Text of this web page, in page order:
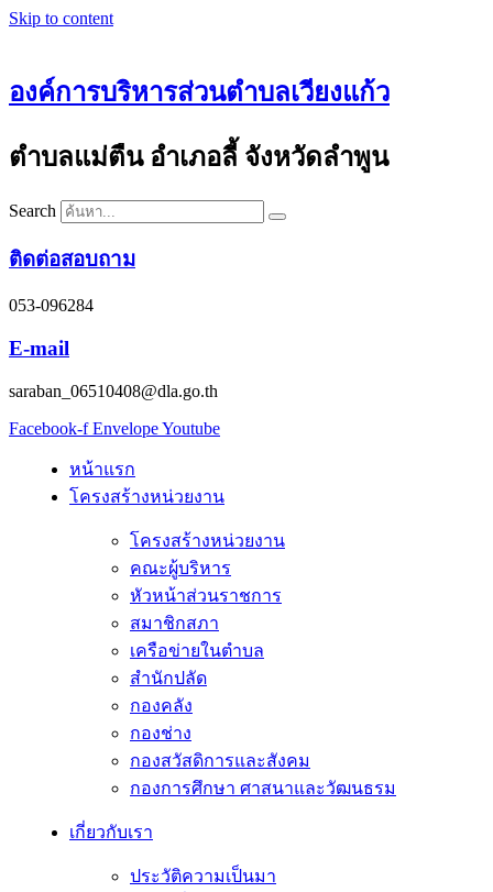
Skip to content
องค์การบริหารส่วนตำบลเวียงแก้ว
ตำบลแม่ตืน อำเภอลี้ จังหวัดลำพูน
Search
ติดต่อสอบถาม
053-096284
E-mail
saraban_06510408@dla.go.th
Facebook-f EnvelopeYoutube
หน้าแรก
โครงสร้างหน่วยงาน
โครงสร้างหน่วยงาน
คณะผู้บริหาร
หัวหน้าส่วนราชการ
สมาชิกสภา
เครือข่ายในตำบล
สำนักปลัด
กองคลัง
กองช่าง
กองสวัสดิการและสังคม
กองการศึกษา ศาสนาและวัฒนธรม
เกี่ยวกับเรา
ประวัติความเป็นมา